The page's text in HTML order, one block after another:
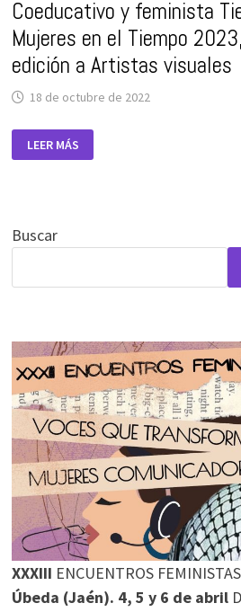
Coeducativo y feminista
Mujeres en el Tiempo
edición a Artistas visuales
18 de octubre de 2022
DENTRO
DE
INTERSINDICAL,
PUBLICAMOS
COEDUCATIVO
DE
MUJERES,
MUJERES
EN
EL
TIEMPO
2023,
DEDICADO
ESTA
EDICIÓN
A
ARTISTAS
VISUALES
LEER MÁS
Buscar
XXXIII ENCUENTROS
Úbeda (Jaén). 4, 5 y 6 de abril